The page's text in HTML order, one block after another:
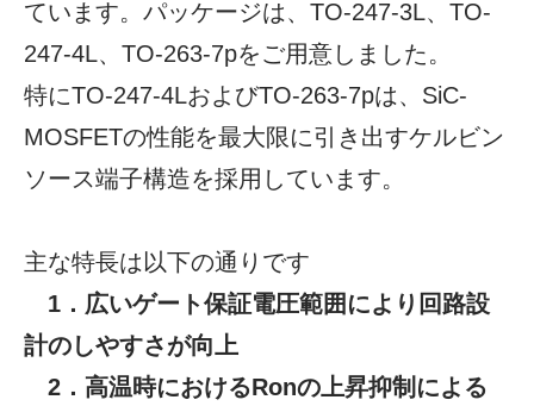
ています。パッケージは、TO-247-3L、TO-
247-4L、TO-263-7pをご用意しました。
特にTO-247-4LおよびTO-263-7pは、SiC-
MOSFETの性能を最大限に引き出すケルビン
ソース端子構造を採用しています。
主な特長は以下の通りです
1．広いゲート保証電圧範囲により回路設
計のしやすさが向上
2．高温時におけるRonの上昇抑制による